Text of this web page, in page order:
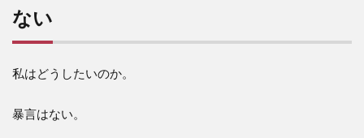
ない
私はどうしたいのか。
暴言はない。